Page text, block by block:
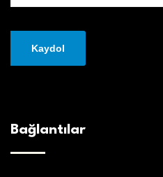
Bağlantılar